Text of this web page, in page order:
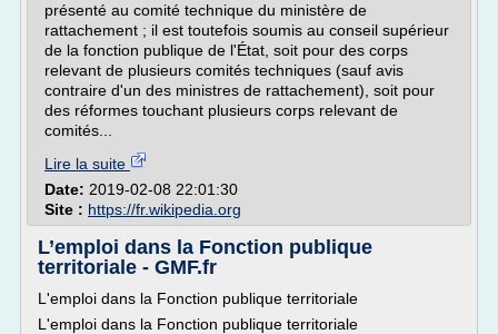
présenté au comité technique du ministère de
rattachement ; il est toutefois soumis au conseil supérieur
de la fonction publique de l'État, soit pour des corps
relevant de plusieurs comités techniques (sauf avis
contraire d'un des ministres de rattachement), soit pour
des réformes touchant plusieurs corps relevant de
comités...
Lire la suite
Date: 2019-02-08 22:01:30
Site : https://fr.wikipedia.org
L’emploi dans la Fonction publique
territoriale - GMF.fr
L'emploi dans la Fonction publique territoriale
L'emploi dans la Fonction publique territoriale